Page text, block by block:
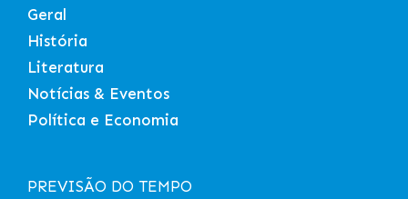
Geral
História
Literatura
Notícias & Eventos
Política e Economia
PREVISÃO DO TEMPO